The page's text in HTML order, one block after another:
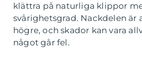
klättra på naturliga klippor
svårighetsgrad. Nackdelen är
högre, och skador kan vara
något går fel.